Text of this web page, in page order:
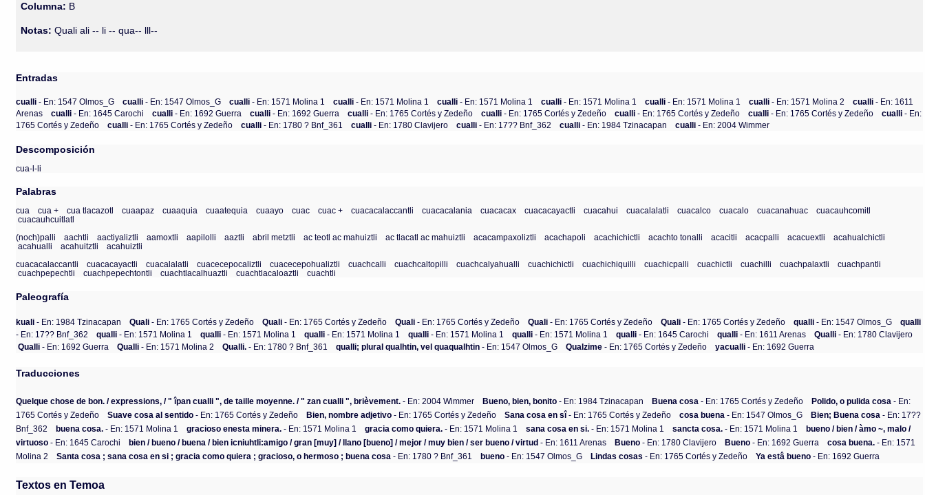
Columna: B
Notas: Quali ali -- li -- qua-- lll--
Entradas
cualli- En: 1547 Olmos_G cualli- En: 1547 Olmos_G cualli- En: 1571 Molina 1 cualli- En: 1571 Molina 1 cualli- En: 1571 Molina 1 cualli- En: 1571 Molina 1 cualli- En: 1571 Molina 1 cualli- En: 1571 Molina 2 cualli- En: 1611
Arenas
cualli- En: 1645 Carochi cualli- En: 1692 Guerra cualli- En: 1692 Guerra cualli- En: 1765 Cortés y Zedeño cualli- En: 1765 Cortés y Zedeño cualli- En: 1765 Cortés y Zedeño cualli- En: 1765 Cortés y Zedeño cualli- En:
1765 Cortés y Zedeño
cualli- En: 1765 Cortés y Zedeño cualli- En: 1780 ? Bnf_361 cualli- En: 1780 Clavijero cualli- En: 17?? Bnf_362 cualli- En: 1984 Tzinacapan cualli- En: 2004 Wimmer
Descomposición
cua-l-li
Palabras
cua cua + cua tlacazotl cuaapaz cuaaquia cuaatequia cuaayo cuac cuac + cuacacalaccantli cuacacalania cuacacax cuacacayactli cuacahui cuacalalatli cuacalco cuacalo cuacanahuac
cuacauhcomitl
cuacauhcuitlatl
(noch)palli
aachtli aactiyaliztli aamoxtli aapilolli aaztli abril metztli ac teotl ac mahuiztli ac tlacatl ac mahuiztli acacampaxoliztli acachapoli acachichictli acachto tonalli acacitli acacpalli acacuextli
acahualchictli
acahualli
acahuitztli
acahuiztli
cuacacalaccantli
cuacacayactli cuacalalatli cuacecepocaliztli cuacecepohualiztli cuachcalli cuachcaltopilli cuachcalyahualli cuachichictli cuachichiquilli cuachicpalli cuachictli cuachilli cuachpalaxtli
cuachpantli
cuachpepechtli
cuachpepechtontli cuachtlacalhuaztli cuachtlacaloaztli cuachtli
Paleografía
kuali - En: 1984 Tzinacapan Quali - En: 1765 Cortés y Zedeño Quali - En: 1765 Cortés y Zedeño Quali - En: 1765 Cortés y Zedeño Quali - En: 1765 Cortés y Zedeño Quali - En: 1765 Cortés y Zedeño qualli - En: 1547 Olmos_G
qualli
- En: 17?? Bnf_362
qualli - En: 1571 Molina 1 qualli - En: 1571 Molina 1 qualli - En: 1571 Molina 1 qualli - En: 1571 Molina 1 qualli - En: 1571 Molina 1 qualli - En: 1645 Carochi qualli - En: 1611 Arenas Qualli - En: 1780 Clavijero
Qualli - En: 1692 Guerra Qualli - En: 1571 Molina 2 Qualli. - En: 1780 ? Bnf_361 qualli; plural qualhtin, vel quaqualhtin - En: 1547 Olmos_G Qualzime - En: 1765 Cortés y Zedeño yacualli - En: 1692 Guerra
Traducciones
Quelque chose de bon. / expressions, / " îpan cualli ", de taille moyenne. / " zan cualli ", brièvement. - En: 2004 Wimmer Bueno, bien, bonito - En: 1984 Tzinacapan Buena cosa - En: 1765 Cortés y Zedeño Polido, o pulida cosa - En:
1765 Cortés y Zedeño
Suave cosa al sentido - En: 1765 Cortés y Zedeño Bien, nombre adjetivo - En: 1765 Cortés y Zedeño Sana cosa en sî- En: 1765 Cortés y Zedeño cosa buena - En: 1547 Olmos_G Bien; Buena cosa - En: 17??
Bnf_362
buena cosa. - En: 1571 Molina 1 gracioso enesta minera. - En: 1571 Molina 1 gracia como quiera. - En: 1571 Molina 1 sana cosa en si. - En: 1571 Molina 1 sancta cosa. - En: 1571 Molina 1
bueno / bien / àmo ~, malo /
virtuoso - En: 1645 Carochi bien / bueno / buena / bien icniuhtli:amigo / gran [muy] / llano [bueno] / mejor / muy bien / ser bueno / virtud - En: 1611 Arenas Bueno - En: 1780 Clavijero Bueno - En: 1692 Guerra cosa buena. - En: 1571
Molina 2
Santa cosa ; sana cosa en si ; gracia como quiera ; gracioso, o hermoso ; buena cosa - En: 1780 ? Bnf_361 bueno - En: 1547 Olmos_G Lindas cosas - En: 1765 Cortés y Zedeño Ya estâ bueno - En: 1692 Guerra
Textos en Temoa